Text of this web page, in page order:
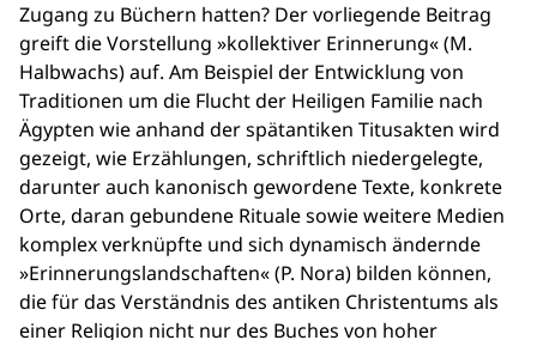
Zugang zu Büchern hatten? Der vorliegende Beitrag
greift die Vorstellung »kollektiver Erinnerung« (M.
Halbwachs) auf. Am Beispiel der Entwicklung von
Traditionen um die Flucht der Heiligen Familie nach
Ägypten wie anhand der spätantiken Titusakten wird
gezeigt, wie Erzählungen, schriftlich niedergelegte,
darunter auch kanonisch gewordene Texte, konkrete
Orte, daran gebundene Rituale sowie weitere Medien
komplex verknüpfte und sich dynamisch ändernde
»Erinnerungslandschaften« (P. Nora) bilden können,
die für das Verständnis des antiken Christentums als
einer Religion nicht nur des Buches von hoher